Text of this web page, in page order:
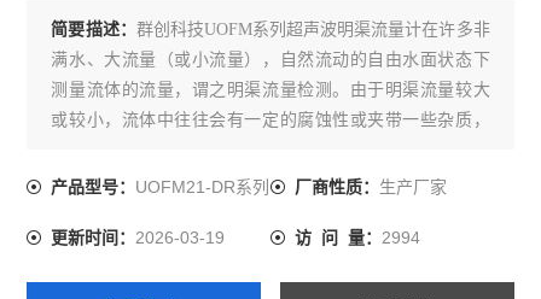
简要描述： 群创科技UOFM系列超声波明渠流量计在许多非
满水、大流量（或小流量），自然流动的自由水面状态下
测量流体的流量，谓之明渠流量检测。由于明渠流量较大
或较小，流体中往往会有一定的腐蚀性或夹带一些杂质，
业排水、医院废水、农业灌溉用水、城市地下水道排水等
为常用的流量检测仪器。
产品型号： UOFM21-DR系列 厂商性质： 生产厂家
更新时间：2026-03-19 访 问 量： 2994